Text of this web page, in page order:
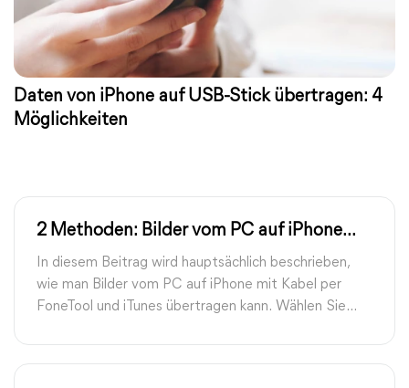
Daten von iPhone auf USB-Stick übertragen: 4
Möglichkeiten
2 Methoden: Bilder vom PC auf iPhone
mit Kabel übertragen
In diesem Beitrag wird hauptsächlich beschrieben,
wie man Bilder vom PC auf iPhone mit Kabel per
FoneTool und iTunes übertragen kann. Wählen Sie